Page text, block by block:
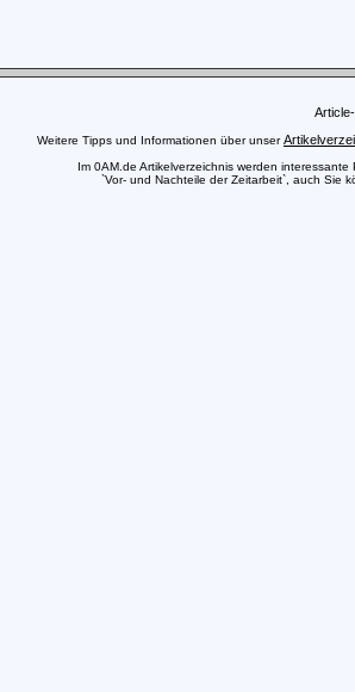
Weitere Tipps und Informationen über unser
Im 0AM.de Artikelverzeichnis werden
`Vor- und Nachteile der Zeitarbeit`, auch Sie